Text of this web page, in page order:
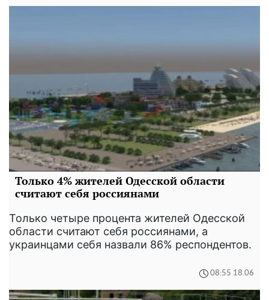
Только 4% жителей Одесской области
считают себя россиянами
Только четыре процента жителей Одесской
области считают себя россиянами, а
украинцами себя назвали 86% респондентов.
08:55 18.06